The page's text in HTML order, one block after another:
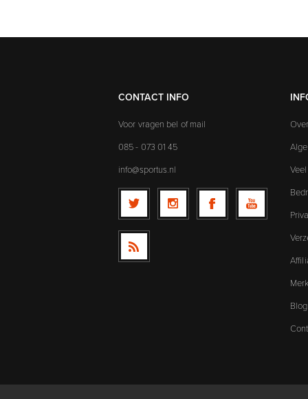
CONTACT INFO
Voor vragen bel of mail
085 - 073 01 45
info@sportus.nl
Blog